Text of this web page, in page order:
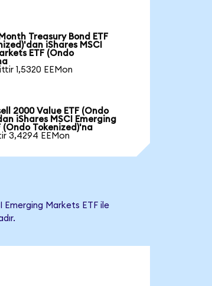
Treasury Bond ETF
iShares MSCI
ETF (Ondo
1,5320 EEMon
2000 Value ETF (Ondo
iShares MSCI Emerging
(Ondo Tokenized)'na
3,4294 EEMon
Emerging Markets ETF ile